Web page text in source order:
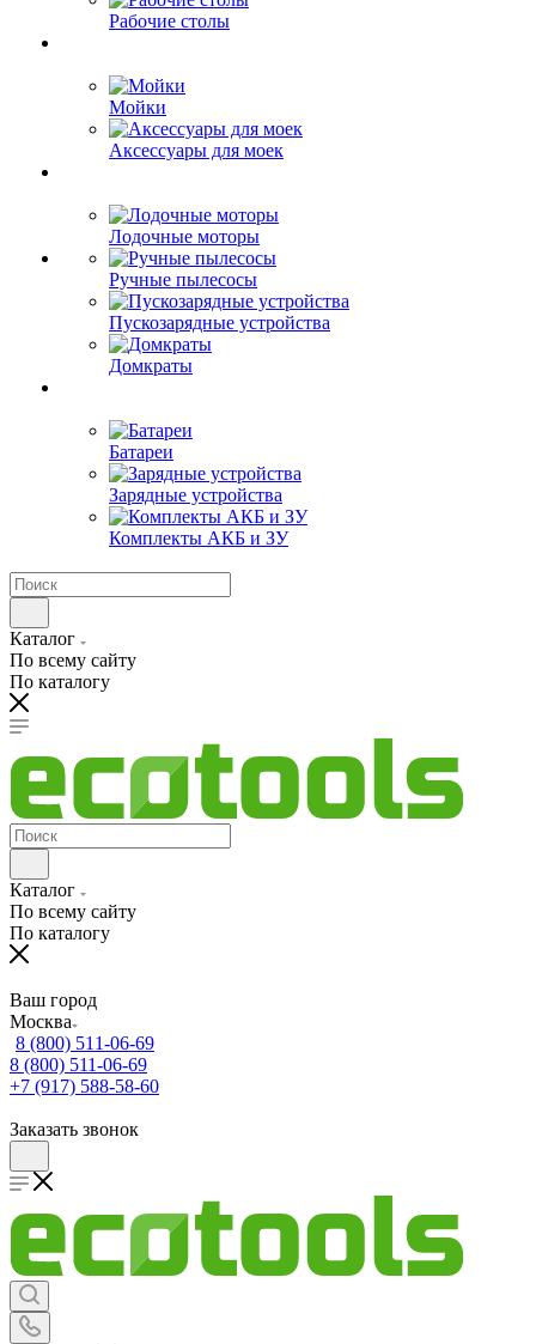
Рабочие столы
Мойки
Аксессуары для моек
Лодочные моторы
Ручные пылесосы
Пускозарядные устройства
Домкраты
Батареи
Зарядные устройства
Комплекты АКБ и ЗУ
Каталог
По всему сайту
По каталогу
Каталог
По всему сайту
По каталогу
Ваш город
Москва
8 (800) 511-06-69
8 (800) 511-06-69
+7 (917) 588-58-60
Заказать звонок